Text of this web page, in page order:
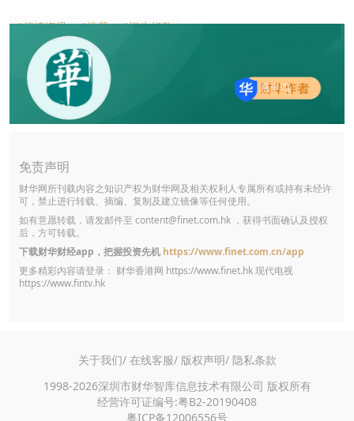
#行情资讯 #港股 #恒生指数
燕十四
免责声明
财华网所刊载内容之知识产权为财华网及相关权利人专属所有或持有未经许
可，禁止进行转载、摘编、复制及建立镜像等任何使用。
如有意愿转载，请发邮件至 content@finet.com.hk ，获得书面确认及授权
后，方可转载。
下载财华财经app，把握投资先机 https://www.finet.com.cn/app
更多精彩内容请登录： 财华香港网 https://www.finet.hk现代电视
https://www.fintv.hk
关于我们/ 在线客服/ 版权声明/ 隐私条款
1998-2026深圳市财华智库信息技术有限公司 版权所有
经营许可证编号:粤B2-20190408
粤ICP备12006556号